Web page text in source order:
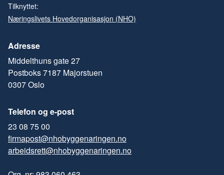
Tilknyttet:
Næringslivets Hovedorganisasjon (NHO)
Adresse
Middelthuns gate 27
Postboks 7187 Majorstuen
0307 Oslo
Telefon og e-post
23 08 75 00
firmapost@nhobyggenaringen.no
arbeidsrett@nhobyggenaringen.no